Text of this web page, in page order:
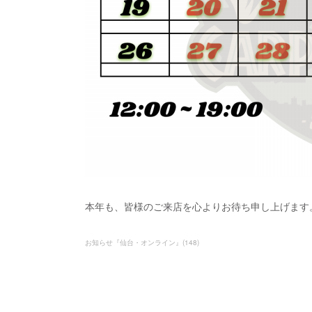
本年も、皆様のご来店を心よりお待ち申し上げます
お知らせ『仙台・オンライン』 (148)